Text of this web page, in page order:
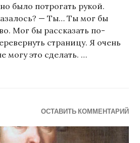
было потрогать рукой.
— Ты… Ты мог бы
Мог бы рассказать по-
страницу. Я очень
могу это сделать. …
ОСТАВИТЬ КОММЕНТАРИЙ